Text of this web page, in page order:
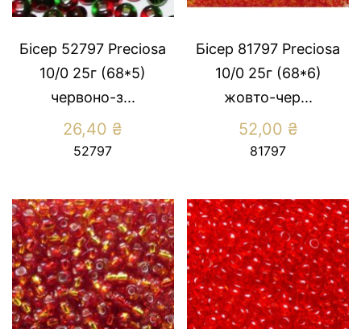
Бісер 52797 Preсiosa
10/0 25г (68*5)
червоно-з...
26,40 ₴
52797
Бісер 81797 Preсiosa
10/0 25г (68*6)
жовто-чер...
52,00 ₴
81797